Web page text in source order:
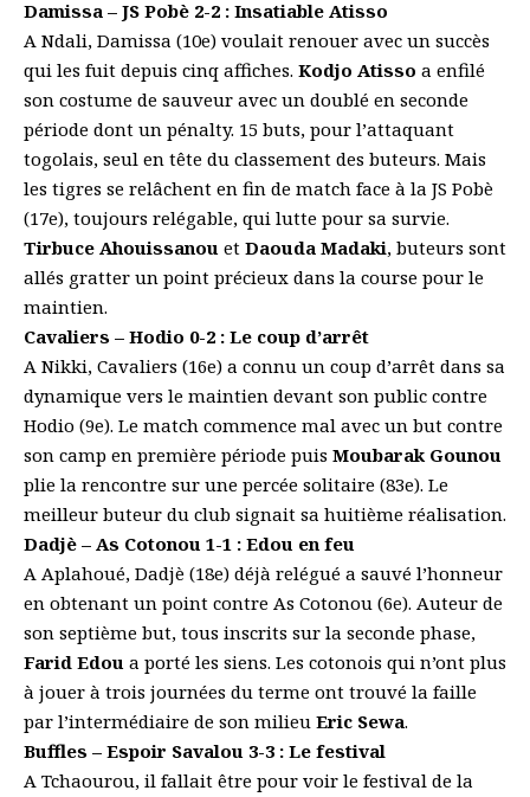
Damissa – JS Pobè 2-2 : Insatiable Atisso
A Ndali, Damissa (10e) voulait renouer avec un succès
qui les fuit depuis cinq affiches. Kodjo Atisso a enfilé
son costume de sauveur avec un doublé en seconde
période dont un pénalty. 15 buts, pour l’attaquant
togolais, seul en tête du classement des buteurs. Mais
les tigres se relâchent en fin de match face à la JS Pobè
(17e), toujours relégable, qui lutte pour sa survie.
Tirbuce Ahouissanou et Daouda Madaki, buteurs sont
allés gratter un point précieux dans la course pour le
maintien.
Cavaliers – Hodio 0-2 : Le coup d’arrêt
A Nikki, Cavaliers (16e) a connu un coup d’arrêt dans sa
dynamique vers le maintien devant son public contre
Hodio (9e). Le match commence mal avec un but contre
son camp en première période puis Moubarak Gounou
plie la rencontre sur une percée solitaire (83e). Le
meilleur buteur du club signait sa huitième réalisation.
Dadjè – As Cotonou 1-1 : Edou en feu
A Aplahoué, Dadjè (18e) déjà relégué a sauvé l’honneur
en obtenant un point contre As Cotonou (6e). Auteur de
son septième but, tous inscrits sur la seconde phase,
Farid Edou a porté les siens. Les cotonois qui n’ont plus
à jouer à trois journées du terme ont trouvé la faille
par l’intermédiaire de son milieu Eric Sewa.
Buffles – Espoir Savalou 3-3 : Le festival
A Tchaourou, il fallait être pour voir le festival de la